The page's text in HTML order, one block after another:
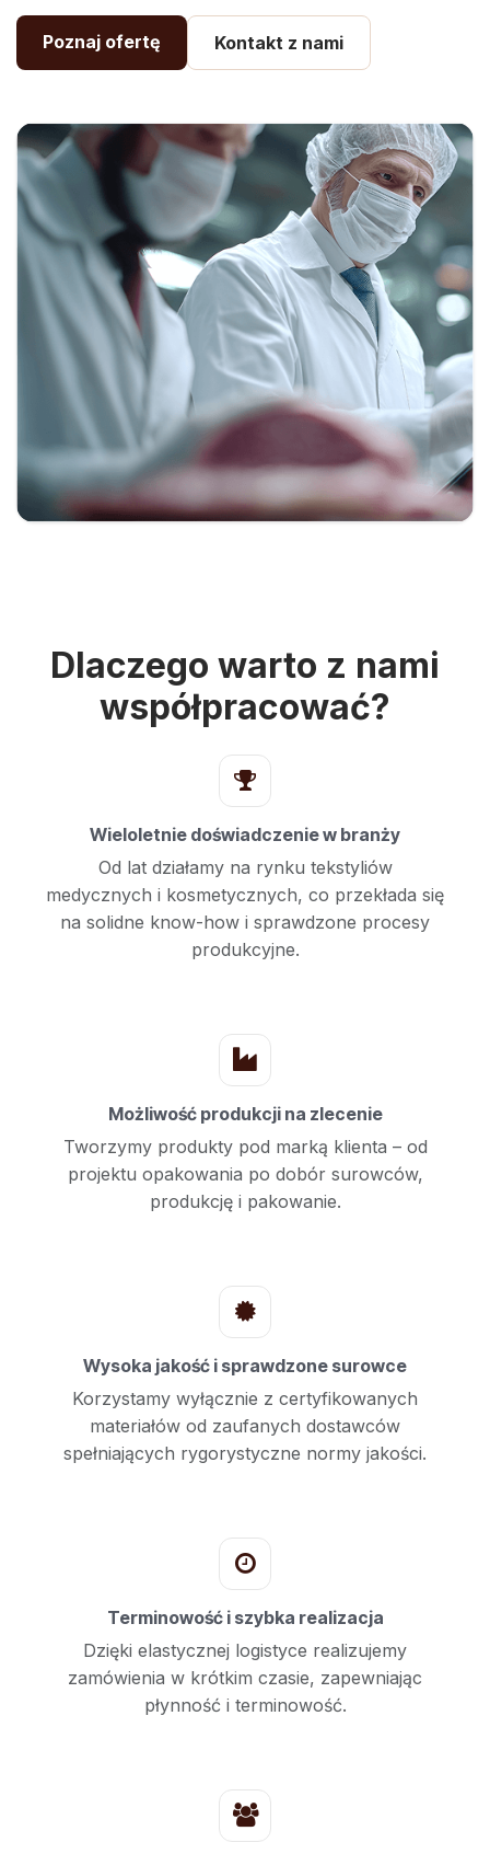
Poznaj ofertę Kontakt z nami
Dlaczego warto z nami
współpracować?
Wieloletnie doświadczenie w branży
Od lat działamy na rynku tekstyliów
medycznych i kosmetycznych, co przekłada się
na solidne know-how i sprawdzone procesy
produkcyjne.
Możliwość produkcji na zlecenie
Tworzymy produkty pod marką klienta – od
projektu opakowania po dobór surowców,
produkcję i pakowanie.
Wysoka jakość i sprawdzone surowce
Korzystamy wyłącznie z certyfikowanych
materiałów od zaufanych dostawców
spełniających rygorystyczne normy jakości.
Terminowość i szybka realizacja
Dzięki elastycznej logistyce realizujemy
zamówienia w krótkim czasie, zapewniając
płynność i terminowość.